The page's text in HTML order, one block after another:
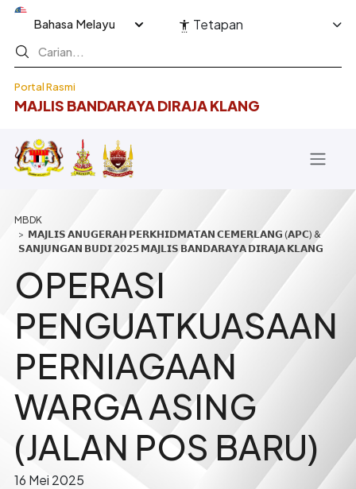
Langkau ke kandungan utama
Portal Rasmi
MAJLIS BANDARAYA DIRAJA KLANG
Select your language Tetapan
Breadcrumb
𝗠𝗔𝗝𝗟𝗜𝗦 𝗔𝗡𝗨𝗚𝗘𝗥𝗔𝗛 𝗣𝗘𝗥𝗞𝗛𝗜𝗗𝗠𝗔𝗧𝗔𝗡 𝗖𝗘𝗠𝗘𝗥𝗟𝗔𝗡𝗚 (𝗔𝗣𝗖) &
𝗦𝗔𝗡𝗝𝗨𝗡𝗚𝗔𝗡 𝗕𝗨𝗗𝗜 𝟮𝟬𝟮𝟱 𝗠𝗔𝗝𝗟𝗜𝗦 𝗕𝗔𝗡𝗗𝗔𝗥𝗔𝗬𝗔 𝗗𝗜𝗥𝗔𝗝𝗔 𝗞𝗟𝗔𝗡𝗚
OPERASI
PENGUATKUASAAN
PERNIAGAAN
WARGA ASING
(JALAN POS BARU)
16 Mei 2025